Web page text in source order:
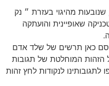
שנובעות מהיגוי בעזרת ״ נק
שאופיינית והועתקה
כאן תרשים של שלד אדם
הזהות המוחלטת של תגובות
לנקודות לחץ זהות